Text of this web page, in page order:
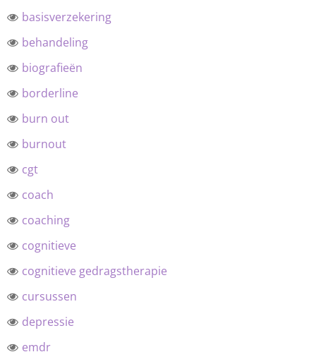
basisverzekering
behandeling
biografieën
borderline
burn out
burnout
cgt
coach
coaching
cognitieve
cognitieve gedragstherapie
cursussen
depressie
emdr